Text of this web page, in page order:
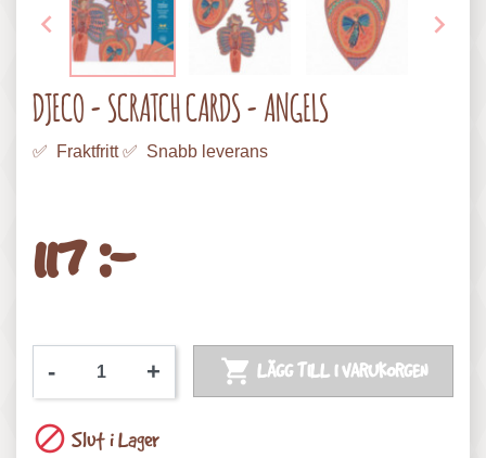
 
DJECO - SCRATCH CARDS - ANGELS
✅ Fraktfritt ✅ Snabb leverans
117 :-
- +  LÄGG TILL I VARUKORGEN
 Slut i Lager